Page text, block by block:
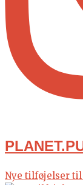
Nye tilføjelser